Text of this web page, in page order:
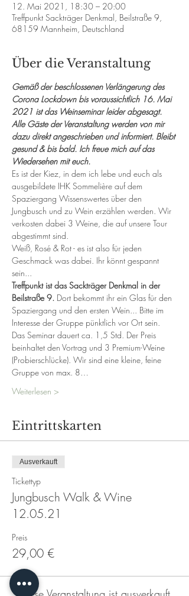
12. Mai 2021, 18:30 – 20:00
Treffpunkt Sackträger Denkmal, Beilstraße 9,
68159 Mannheim, Deutschland
Über die Veranstaltung
Gemäß der beschlossenen Verlängerung des
Corona Lockdown bis voraussichtlich 16. Mai
2021 ist das Weinseminar leider abgesagt.
Alle Gäste der Veranstaltung werden von mir
dazu direkt angeschrieben und informiert. Bleibt
gesund & bis bald. Ich freue mich auf das
Wiedersehen mit euch.
Es ist der Kiez, in dem ich lebe und euch als
ausgebildete IHK Sommelière auf dem
Spaziergang Wissenswertes über den
Jungbusch und zu Wein erzählen werden. Wir
verkosten dabei 3 Weine, die auf unsere Tour
abgestimmt sind.
Weiß, Rosé & Rot - es ist also für jeden
Geschmack was dabei. Ihr könnt gespannt
sein...
Treffpunkt ist das Sackträger Denkmal in der
Beilstraße 9. Dort bekommt ihr ein Glas für den
Spaziergang und den ersten Wein... Bitte im
Interesse der Gruppe pünktlich vor Ort sein.
Das Seminar dauert ca. 1,5 Std. Der Preis
beinhaltet den Vortrag und 3 Premium-Weine
(Probierschlücke). Wir sind eine kleine, feine
Gruppe von max. 8…
Weiterlesen >
Eintrittskarten
Ausverkauft
Tickettyp
Jungbusch Walk & Wine
12.05.21
Preis
29,00 €